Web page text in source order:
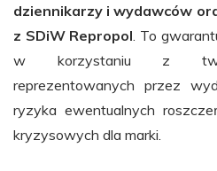
dziennikarzy i wydawców
z SDiW Repropol . To
w korzystaniu z
reprezentowanych przez
ryzyka ewentualnych
kryzysowych dla marki.